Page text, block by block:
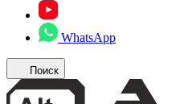
WhatsApp
Поиск